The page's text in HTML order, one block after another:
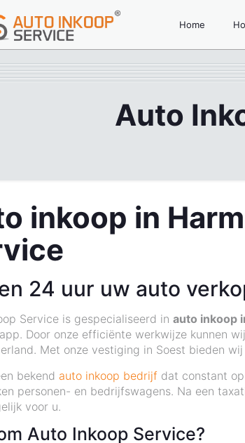
Home
Auto
inkoop in
24 uur uw auto
Service is gespecialiseerd inauto inkoop
Door onze efficiënte werkwijze kunnen
Met onze vestiging in Soest bieden
bekend auto inkoop bedrijf dat constant
personen- en bedrijfswagens. Na een
voor u.
Auto Inkoop Service?